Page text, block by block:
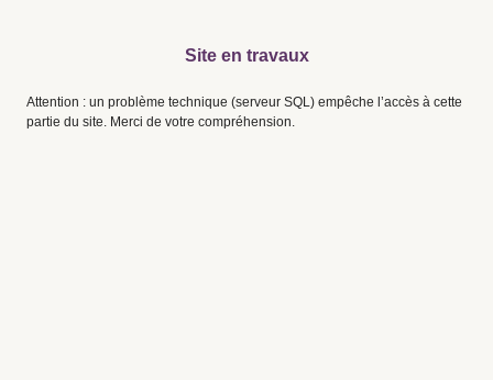
Site en travaux
Attention : un problème technique (serveur SQL) empêche l’accès à cette
partie du site. Merci de votre compréhension.